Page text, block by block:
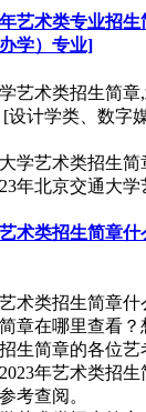
艺术类专业招
学）专业]
艺术类招生简
设计学类、数字
年北京交通大
术类招生简章
术类招生简章
章在哪里查看
生简章的各位
年艺术类招
考查阅。